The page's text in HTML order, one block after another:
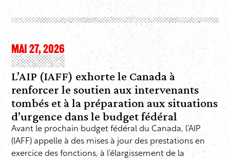
MAI 27, 2026
L’AIP (IAFF) exhorte le Canada à
renforcer le soutien aux intervenants
tombés et à la préparation aux situations
d’urgence dans le budget fédéral
Avant le prochain budget fédéral du Canada, l’AIP
(IAFF) appelle à des mises à jour des prestations en
exercice des fonctions, à l’élargissement de la